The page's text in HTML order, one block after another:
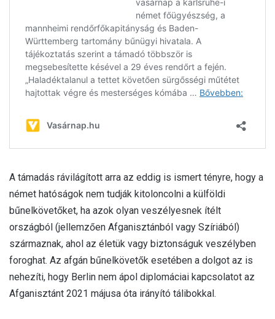
A támadás rávilágított arra az eddig is ismert tényre, hogy a
német hatóságok nem tudják kitoloncolni a külföldi
bűnelkövetőket, ha azok olyan veszélyesnek ítélt
országból (jellemzően Afganisztánból vagy Szíriából)
származnak, ahol az életük vagy biztonságuk veszélyben
foroghat. Az afgán bűnelkövetők esetében a dolgot az is
nehezíti, hogy Berlin nem ápol diplomáciai kapcsolatot az
Afganisztánt 2021 májusa óta irányító tálibokkal.